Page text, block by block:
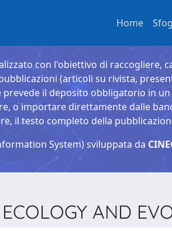
Home
con l'obiettivo di raccogliere,
(articoli su rivista,
il deposito obbligatorio in
o importare direttamente dalle
il testo completo della
System) sviluppata da
AND